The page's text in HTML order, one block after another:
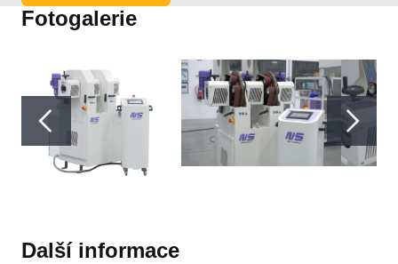
Fotogalerie
Další informace